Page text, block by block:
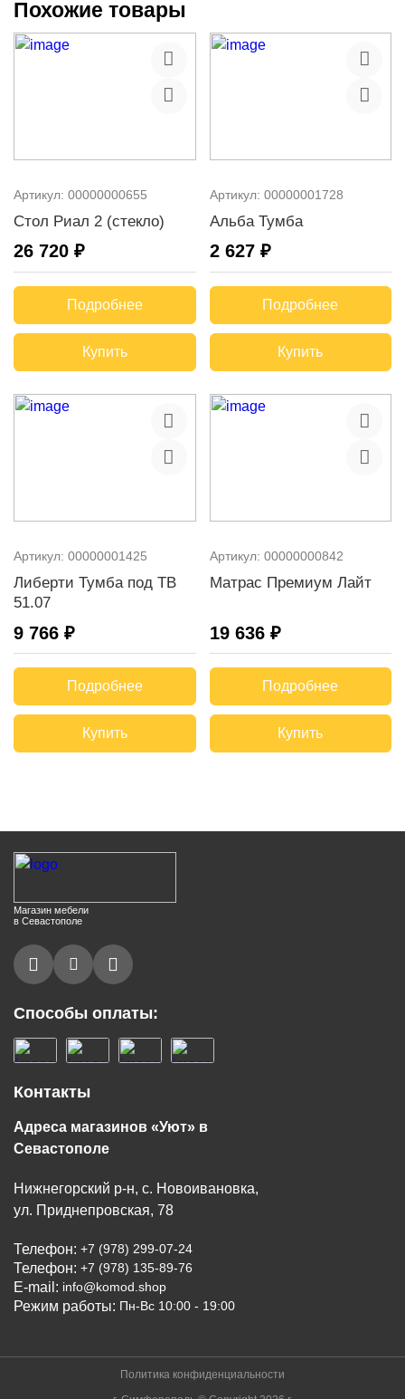
Похожие товары
Артикул: 00000000655
Стол Риал 2 (стекло)
26 720 ₽
Подробнее
Купить
Артикул: 00000001728
Альба Тумба
2 627 ₽
Подробнее
Купить
Артикул: 00000001425
Либерти Тумба под ТВ
51.07
9 766 ₽
Подробнее
Купить
Артикул: 00000000842
Матрас Премиум Лайт
19 636 ₽
Подробнее
Купить
Магазин мебели
в Севастополе
Способы оплаты:
Контакты
Адреса магазинов «Уют» в
Севастополе
Нижнегорский р-н, с. Новоивановка,
ул. Приднепровская, 78
Телефон: +7 (978) 299-07-24
Телефон: +7 (978) 135-89-76
E-mail: info@komod.shop
Режим работы: Пн-Вс 10:00 - 19:00
Политика конфиденциальности